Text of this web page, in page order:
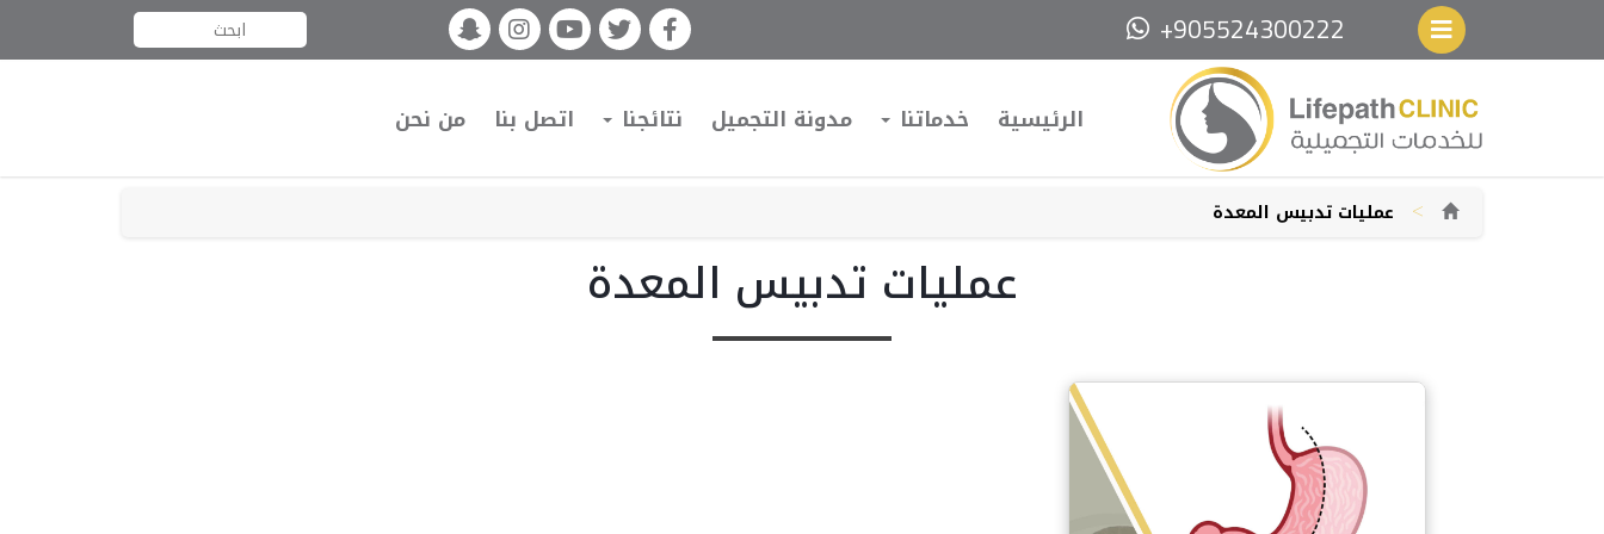
+905524300222
الرئيسية خدماتنا مدونة التجميل نتائجنا اتصل بنا من نحن
> عمليات تدبيس المعدة
عمليات تدبيس المعدة